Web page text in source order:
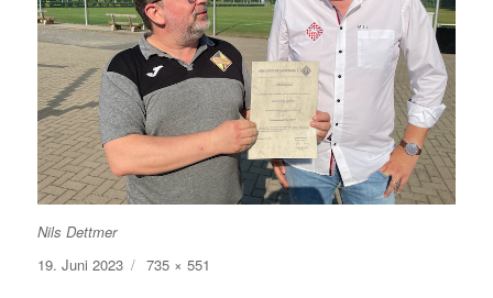
Nils Dettmer
Veröffentlicht
19. Juni 2023 Volle
735 × 551